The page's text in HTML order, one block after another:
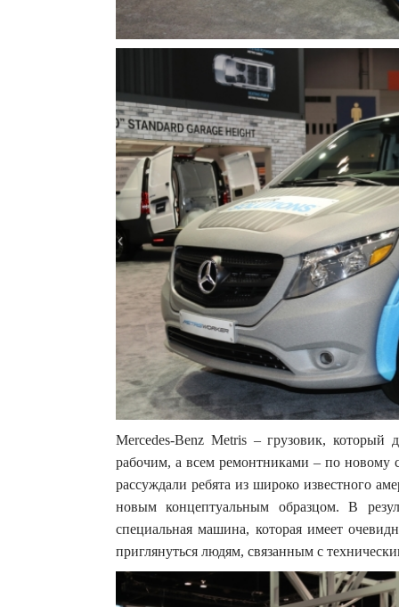
Mercedes-Benz Мetris – грузовик, который
рабочим, а всем ремонтниками – по
рассуждали ребята из широко известного
новым концептуальным образцом. В
специальная машина, которая имеет
приглянуться людям, связанным с